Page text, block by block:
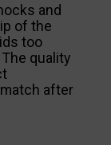
and
of the
too
quality
after